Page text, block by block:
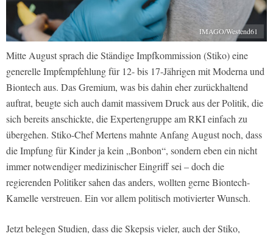
IMAGO/Westend61
Mitte August sprach die Ständige Impfkommission (Stiko) eine
generelle Impfempfehlung für 12- bis 17-Jährigen mit Moderna und
Biontech aus. Das Gremium, was bis dahin eher zurückhaltend
auftrat, beugte sich auch damit massivem Druck aus der Politik, die
sich bereits anschickte, die Expertengruppe am RKI einfach zu
übergehen. Stiko-Chef Mertens mahnte Anfang August noch, dass
die Impfung für Kinder ja kein „Bonbon“, sondern eben ein nicht
immer notwendiger medizinischer Eingriff sei – doch die
regierenden Politiker sahen das anders, wollten gerne Biontech-
Kamelle verstreuen. Ein vor allem politisch motivierter Wunsch.
Jetzt belegen Studien, dass die Skepsis vieler, auch der Stiko,